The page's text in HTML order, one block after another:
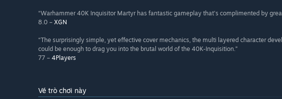
“Warhammer 40K Inquisitor Martyr has fantastic gameplay that's complimented by
8.0 – XGN
“The surprisingly simple, yet effective cover mechanics, the multi layered character
could be enough to drag you into the brutal world of the 40K-Inquisition.”
77 – 4Players
Về trò chơi này